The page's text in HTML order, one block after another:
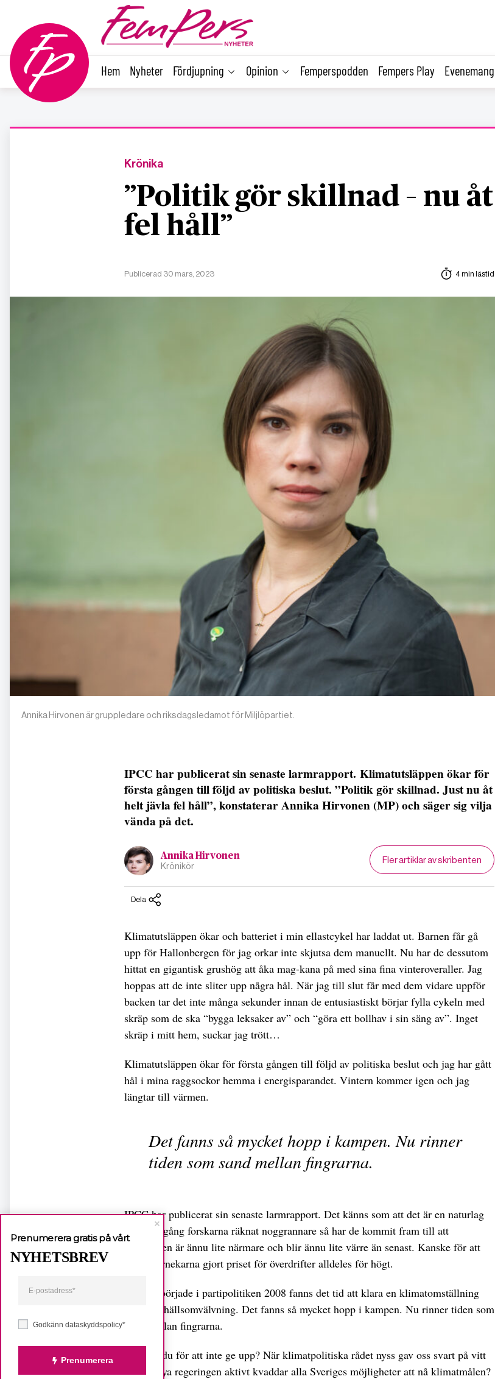
Hem Nyheter Fördjupning Opinion Femperspodden Fempers Play Evenemang
Krönika
”Politik gör skillnad – nu åt
fel håll”
Publicerad 30 mars, 2023 4 min lästid
Annika Hirvonen är gruppledare och riksdagsledamot för Miljlöpartiet.
IPCC har publicerat sin senaste larmrapport. Klimatutsläppen ökar för
första gången till följd av politiska beslut. ”Politik gör skillnad. Just nu åt
helt jävla fel håll”, konstaterar Annika Hirvonen (MP) och säger sig vilja
vända på det.
Annika Hirvonen
Krönikör
Fler artiklar av skribenten
Dela
Klimatutsläppen ökar och batteriet i min ellastcykel har laddat ut. Barnen får gå
upp för Hallonbergen för jag orkar inte skjutsa dem manuellt. Nu har de dessutom
hittat en gigantisk grushög att åka mag-kana på med sina fina vinteroveraller. Jag
hoppas att de inte sliter upp några hål. När jag till slut får med dem vidare uppför
backen tar det inte många sekunder innan de entusiastiskt börjar fylla cykeln med
skräp som de ska “bygga leksaker av” och “göra ett bollhav i sin säng av”. Inget
skräp i mitt hem, suckar jag trött…
Klimatutsläppen ökar för första gången till följd av politiska beslut och jag har gått
hål i mina raggsockor hemma i energisparandet. Vintern kommer igen och jag
längtar till värmen.
Det fanns så mycket hopp i kampen. Nu rinner
tiden som sand mellan fingrarna.
IPCC har publicerat sin senaste larmrapport. Det känns som att det är en naturlag
att varje gång forskarna räknat noggrannare så har de kommit fram till att
katastrofen är ännu lite närmare och blir ännu lite värre än senast. Kanske för att
klimatförnekarna gjort priset för överdrifter alldeles för högt.
När jag började i partipolitiken 2008 fanns det tid att klara en klimatomställning
utan samhällsomvälvning. Det fanns så mycket hopp i kampen. Nu rinner tiden som
sand mellan fingrarna.
Hur gör du för att inte ge upp? När klimatpolitiska rådet nyss gav oss svart på vitt
att den nya regeringen aktivt kvaddar alla Sveriges möjligheter att nå klimatmålen?
Godkänn dataskyddspolicy*
Prenumerera
Prenumerera gratis på vårt
NYHETSBREV